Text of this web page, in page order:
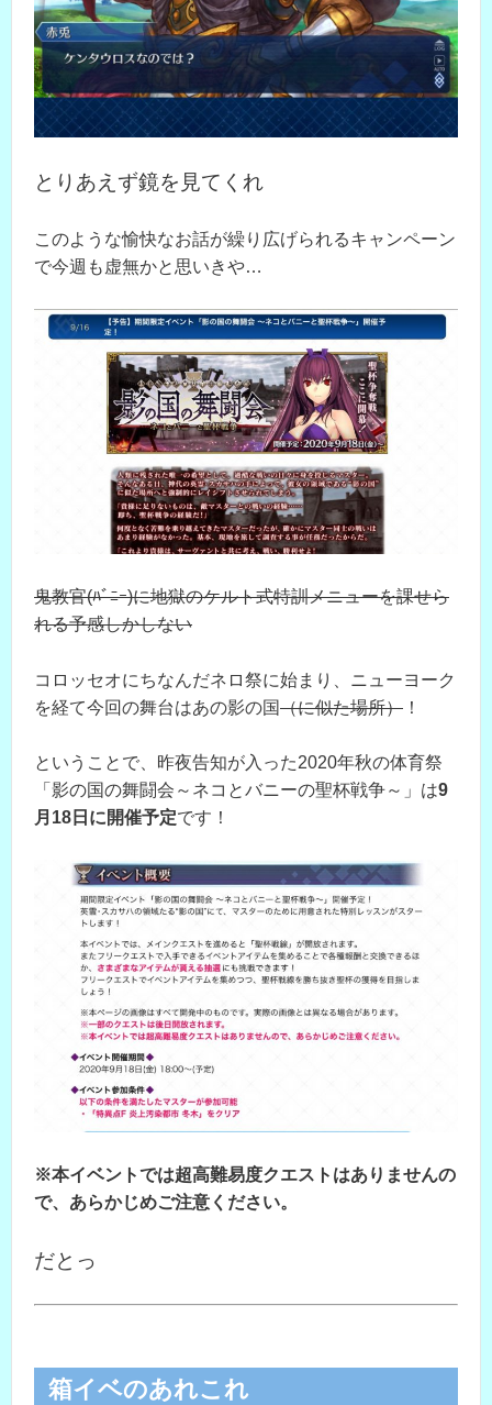
とりあえず鏡を見てくれ
このような愉快なお話が繰り広げられるキャンペーン
で今週も虚無かと思いきや…
鬼教官(ﾊﾞﾆｰ)に地獄のケルト式特訓メニューを課せら
れる予感しかしない
コロッセオにちなんだネロ祭に始まり、ニューヨーク
を経て今回の舞台はあの影の国（に似た場所） ！
ということで、昨夜告知が入った2020年秋の体育祭
「影の国の舞闘会～ネコとバニーの聖杯戦争～」は9
月18日に開催予定です！
※本イベントでは超高難易度クエストはありませんの
で、あらかじめご注意ください。
だとっ
箱イベのあれこれ